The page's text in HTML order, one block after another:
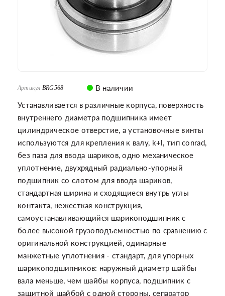
Артикул BRG568
В наличии
Устанавливается в различные корпуса, поверхность
внутреннего диаметра подшипника имеет
цилиндрическое отверстие, а установочные винты
используются для крепления к валу, k+l, тип conrad,
без паза для ввода шариков, одно механическое
уплотнение, двухрядный радиально-упорный
подшипник со слотом для ввода шариков,
стандартная ширина и сходящиеся внутрь углы
контакта, нежесткая конструкция,
самоустанавливающийся шарикоподшипник с
более высокой грузоподъемностью по сравнению с
оригинальной конструкцией, одинарные
манжетные уплотнения - стандарт, для упорных
шарикоподшипников: наружный диаметр шайбы
вала меньше, чем шайбы корпуса, подшипник с
защитной шайбой с одной стороны, сепаратор